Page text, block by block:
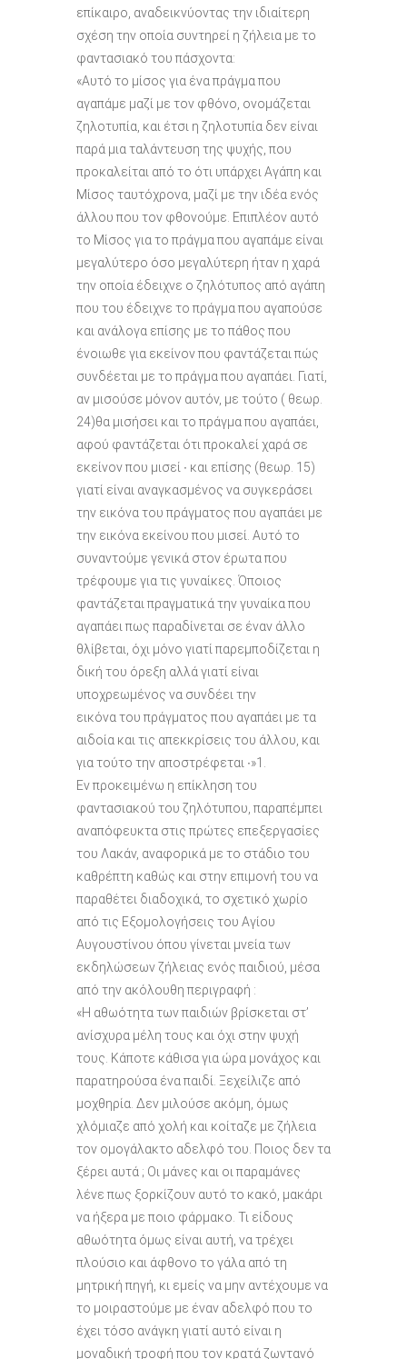
επίκαιρο, αναδεικνύοντας την ιδιαίτερη
σχέση την οποία συντηρεί η ζήλεια με το
φαντασιακό του πάσχοντα:
«Αυτό το μίσος για ένα πράγμα που
αγαπάμε μαζί με τον φθόνο, ονομάζεται
ζηλοτυπία, και έτσι η ζηλοτυπία δεν είναι
παρά μια ταλάντευση της ψυχής, που
προκαλείται από το ότι υπάρχει Αγάπη και
Μίσος ταυτόχρονα, μαζί με την ιδέα ενός
άλλου που τον φθονούμε. Επιπλέον αυτό
το Μίσος για το πράγμα που αγαπάμε είναι
μεγαλύτερο όσο μεγαλύτερη ήταν η χαρά
την οποία έδειχνε ο ζηλότυπος από αγάπη
που του έδειχνε το πράγμα που αγαπούσε
και ανάλογα επίσης με το πάθος που
ένοιωθε για εκείνον που φαντάζεται πώς
συνδέεται με το πράγμα που αγαπάει. Γιατί,
αν μισούσε μόνον αυτόν, με τούτο ( θεωρ.
24)θα μισήσει και το πράγμα που αγαπάει,
αφού φαντάζεται ότι προκαλεί χαρά σε
εκείνον που μισεί ∙ και επίσης (θεωρ. 15)
γιατί είναι αναγκασμένος να συγκεράσει
την εικόνα του πράγματος που αγαπάει με
την εικόνα εκείνου που μισεί. Αυτό το
συναντούμε γενικά στον έρωτα που
τρέφουμε για τις γυναίκες. Όποιος
φαντάζεται πραγματικά την γυναίκα που
αγαπάει πως παραδίνεται σε έναν άλλο
θλίβεται, όχι μόνο γιατί παρεμποδίζεται η
δική του όρεξη αλλά γιατί είναι
υποχρεωμένος να συνδέει την
εικόνα του πράγματος που αγαπάει με τα
αιδοία και τις απεκκρίσεις του άλλου, και
για τούτο την αποστρέφεται ∙»1.
Εν προκειμένω η επίκληση του
φαντασιακού του ζηλότυπου, παραπέμπει
αναπόφευκτα στις πρώτες επεξεργασίες
του Λακάν, αναφορικά με το στάδιο του
καθρέπτη καθώς και στην επιμονή του να
παραθέτει διαδοχικά, το σχετικό χωρίο
από τις Εξομολογήσεις του Αγίου
Αυγουστίνου όπου γίνεται μνεία των
εκδηλώσεων ζήλειας ενός παιδιού, μέσα
από την ακόλουθη περιγραφή :
«Η αθωότητα των παιδιών βρίσκεται στ’
ανίσχυρα μέλη τους και όχι στην ψυχή
τους. Κάποτε κάθισα για ώρα μονάχος και
παρατηρούσα ένα παιδί. Ξεχείλιζε από
μοχθηρία. Δεν μιλούσε ακόμη, όμως
χλόμιαζε από χολή και κοίταζε με ζήλεια
τον ομογάλακτο αδελφό του. Ποιος δεν τα
ξέρει αυτά ; Οι μάνες και οι παραμάνες
λένε πως ξορκίζουν αυτό το κακό, μακάρι
να ήξερα με ποιο φάρμακο. Τι είδους
αθωότητα όμως είναι αυτή, να τρέχει
πλούσιο και άφθονο το γάλα από τη
μητρική πηγή, κι εμείς να μην αντέχουμε να
το μοιραστούμε με έναν αδελφό που το
έχει τόσο ανάγκη γιατί αυτό είναι η
μοναδική τροφή που τον κρατά ζωντανό